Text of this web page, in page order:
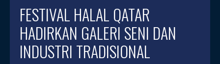
FESTIVAL HALAL QATAR
HADIRKAN GALERI SENI DAN
INDUSTRI TRADISIONAL